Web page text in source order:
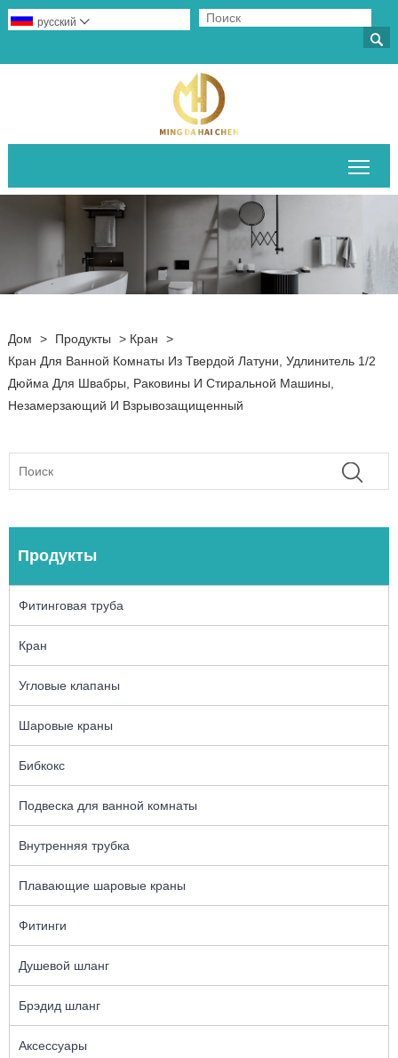

русский 
Дом > Продукты > Кран
>
Кран Для Ванной Комнаты Из Твердой Латуни, Удлинитель 1/2
Дюйма Для Швабры, Раковины И Стиральной Машины,
Незамерзающий И Взрывозащищенный
Продукты
Фитинговая труба
Кран
Угловые клапаны
Шаровые краны
Бибкокс
Подвеска для ванной комнаты
Внутренняя трубка
Плавающие шаровые краны
Фитинги
Душевой шланг
Брэдид шланг
Аксессуары